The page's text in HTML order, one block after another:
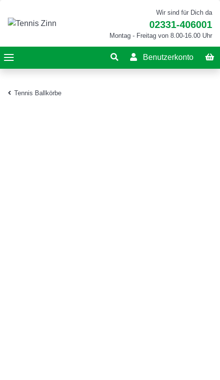
Wir sind für Dich da
02331-406001
Montag - Freitag von 8.00-16.00 Uhr
Benutzerkonto
Tennis Ballkörbe